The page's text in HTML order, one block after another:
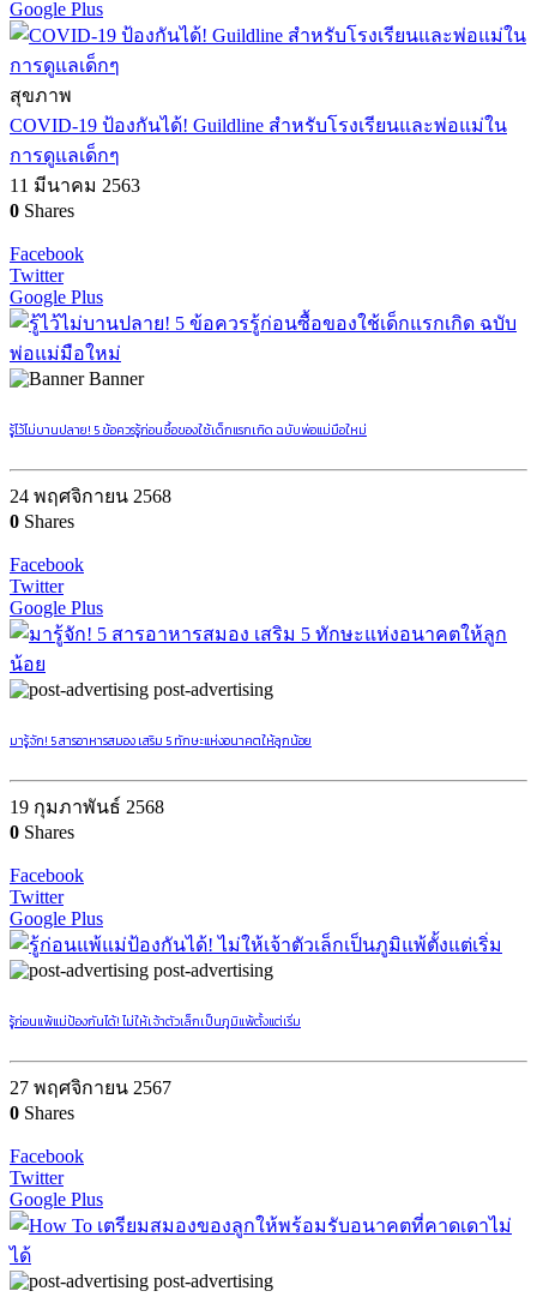
Google Plus
สุขภาพ
COVID-19 ป้องกันได้! Guildline สำหรับโรงเรียนและพ่อแม่ใน
การดูแลเด็กๆ
11 มีนาคม 2563
0 Shares
Facebook
Twitter
Google Plus
Banner
รู้ไว้ไม่บานปลาย! 5 ข้อควรรู้ก่อนซื้อของใช้เด็กแรกเกิด ฉบับพ่อแม่มือใหม่
24 พฤศจิกายน 2568
0 Shares
Facebook
Twitter
Google Plus
post-advertising
มารู้จัก! 5 สารอาหารสมอง เสริม 5 ทักษะแห่งอนาคตให้ลูกน้อย
19 กุมภาพันธ์ 2568
0 Shares
Facebook
Twitter
Google Plus
post-advertising
รู้ก่อนแพ้แม่ป้องกันได้! ไม่ให้เจ้าตัวเล็กเป็นภูมิแพ้ตั้งแต่เริ่ม
27 พฤศจิกายน 2567
0 Shares
Facebook
Twitter
Google Plus
post-advertising